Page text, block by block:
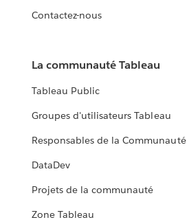
Contactez-nous
La communauté Tableau
Tableau Public
Groupes d'utilisateurs Tableau
Responsables de la Communauté
DataDev
Projets de la communauté
Zone Tableau